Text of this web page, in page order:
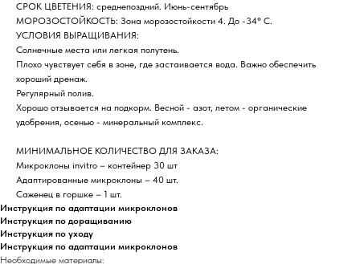
СРОК ЦВЕТЕНИЯ: среднепоздний. Июнь-сентябрь
МОРОЗОСТОЙКОСТЬ: Зона морозостойкости 4. До -34° C.
УСЛОВИЯ ВЫРАЩИВАНИЯ:
Солнечные места или легкая полутень.
Плохо чувствует себя в зоне, где застаивается вода. Важно обеспечить
хороший дренаж.
Регулярный полив.
Хорошо отзывается на подкорм. Весной - азот, летом - органические
удобрения, осенью - минеральный комплекс.
МИНИМАЛЬНОЕ КОЛИЧЕСТВО ДЛЯ ЗАКАЗА:
Микроклоны invitro – контейнер 30 шт
Адаптированные микроклоны – 40 шт.
Саженец в горшке – 1 шт.
Инструкция по адаптации микроклонов
Инструкция по доращиванию
Инструкция по уходу
Инструкция по адаптации микроклонов
Необходимые материалы: